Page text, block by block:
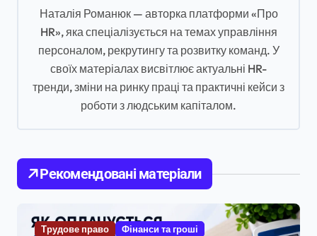
в
Наталія Романюк — авторка платформи «Про
HR», яка спеціалізується на темах управління
персоналом, рекрутингу та розвитку команд. У
своїх матеріалах висвітлює актуальні HR-
тренди, зміни на ринку праці та практичні кейси з
роботи з людським капіталом.
Рекомендовані матеріали
Трудове право Фінанси та гроші